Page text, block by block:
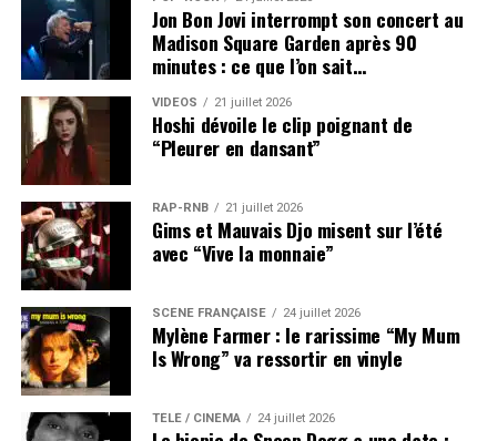
accompagnés d'Oliver Wakeman aux claviers et du
Canadien Benoît David au chant.
SUJETS ASSOCIÉS: YES
Jon Bon Jovi interrompt son concert au
Madison Square Garden après 90
minutes : ce que l’on sait…
VIDEOS 21 juillet 2026
Hoshi dévoile le clip poignant de
“Pleurer en dansant”
RAP-RNB 21 juillet 2026
Gims et Mauvais Djo misent sur l’été
avec “Vive la monnaie”
SCÈNE FRANÇAISE 24 juillet 2026
Mylène Farmer : le rarissime “My Mum
Is Wrong” va ressortir en vinyle
TÉLÉ / CINÉMA 24 juillet 2026